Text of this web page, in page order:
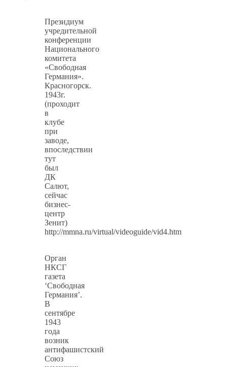
Президиум
учредительной
конференции
Национального
комитета
«Свободная
Германия».
Красногорск.
1943г.
(проходит
в
клубе
при
заводе,
впоследствии
тут
был
ДК
Салют,
сейчас
бизнес-
центр
Зенит)
http://mmna.ru/virtual/videoguide/vid4.htm
Орган
НКСГ
газета
‘Свободная
Германия’.
В
сентябре
1943
года
возник
антифашистский
Союз